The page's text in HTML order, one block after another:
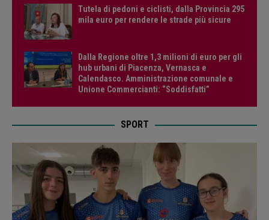
Tutela di pedoni e ciclisti, dalla Provincia 295
mila euro per rendere le strade più sicure
Dalla Regione oltre 1,3 milioni di euro per gli
hub urbani di Piacenza, Vernasca e
Calendasco. Amministrazione comunale e
Unione Commercianti: “Soddisfatti”
SPORT